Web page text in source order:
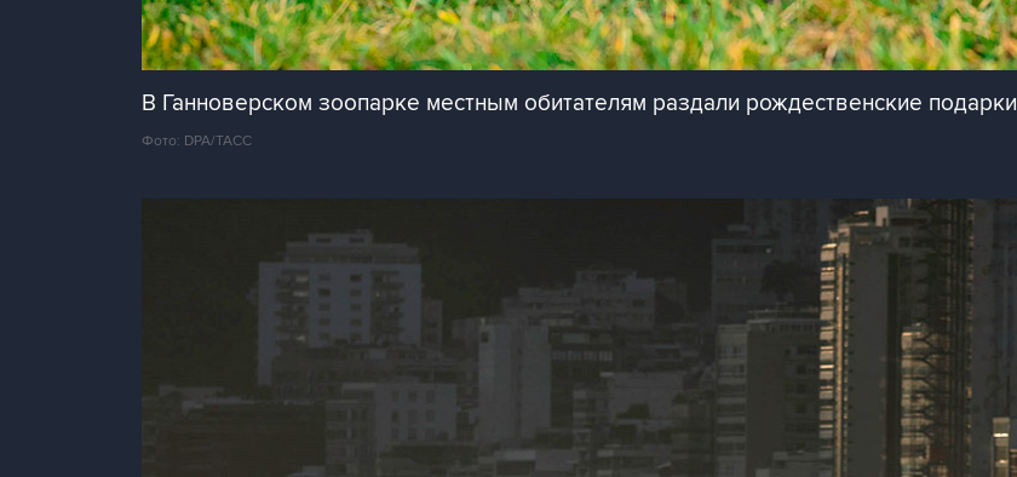
В Ганноверском зоопарке местным обитателям раздали рождественские подарки
Фото: DPA/ТАСС